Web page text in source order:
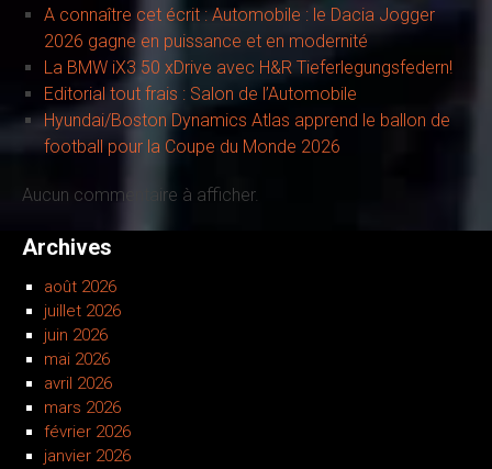
A connaître cet écrit : Automobile : le Dacia Jogger
2026 gagne en puissance et en modernité
La BMW iX3 50 xDrive avec H&R Tieferlegungsfedern!
Editorial tout frais : Salon de l’Automobile
Hyundai/Boston Dynamics Atlas apprend le ballon de
football pour la Coupe du Monde 2026
Aucun commentaire à afficher.
Archives
août 2026
juillet 2026
juin 2026
mai 2026
avril 2026
mars 2026
février 2026
janvier 2026